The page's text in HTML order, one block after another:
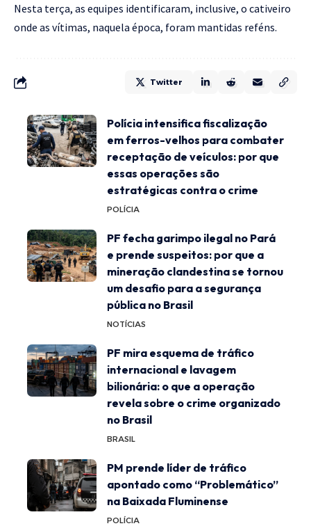
Nesta terça, as equipes identificaram, inclusive, o cativeiro
onde as vítimas, naquela época, foram mantidas reféns.
Twitter
Polícia intensifica fiscalização
em ferros-velhos para combater
receptação de veículos: por que
essas operações são
estratégicas contra o crime
POLÍCIA
PF fecha garimpo ilegal no Pará
e prende suspeitos: por que a
mineração clandestina se tornou
um desafio para a segurança
pública no Brasil
NOTÍCIAS
PF mira esquema de tráfico
internacional e lavagem
bilionária: o que a operação
revela sobre o crime organizado
no Brasil
BRASIL
PM prende líder de tráfico
apontado como “Problemático”
na Baixada Fluminense
POLÍCIA